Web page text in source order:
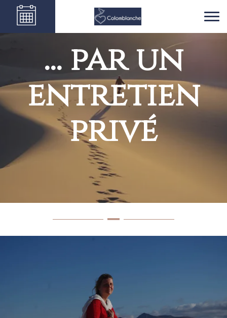
... par un
entretien
privé